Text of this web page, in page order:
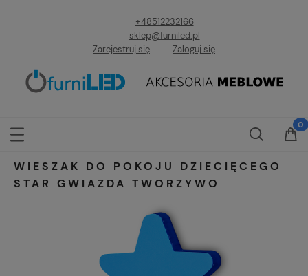
+48512232166
sklep@furniled.pl
Zarejestruj się
Zaloguj się
WIESZAK DO POKOJU DZIECIĘCEGO
STAR GWIAZDA TWORZYWO